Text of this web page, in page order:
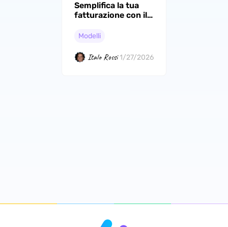
Semplifica la tua
fatturazione con il
fattura PDF:
stesso il tuo
processo
Modelli
Italo Rossi 1/27/2026